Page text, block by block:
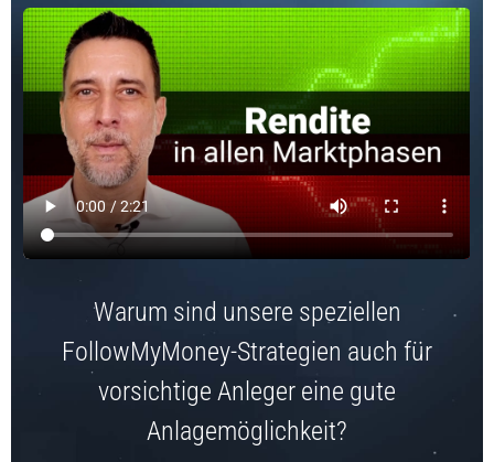
Warum sind unsere speziellen
FollowMyMoney-Strategien auch für
vorsichtige Anleger eine gute
Anlagemöglichkeit?